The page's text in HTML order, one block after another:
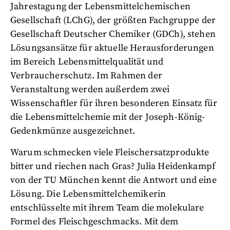
Jahrestagung der Lebensmittelchemischen
Gesellschaft (LChG), der größten Fachgruppe der
Gesellschaft Deutscher Chemiker (GDCh), stehen
Lösungsansätze für aktuelle Herausforderungen
im Bereich Lebensmittelqualität und
Verbraucherschutz. Im Rahmen der
Veranstaltung werden außerdem zwei
Wissenschaftler für ihren besonderen Einsatz für
die Lebensmittelchemie mit der Joseph-König-
Gedenkmünze ausgezeichnet.
Warum schmecken viele Fleischersatzprodukte
bitter und riechen nach Gras? Julia Heidenkampf
von der TU München kennt die Antwort und eine
Lösung. Die Lebensmittelchemikerin
entschlüsselte mit ihrem Team die molekulare
Formel des Fleischgeschmacks. Mit dem